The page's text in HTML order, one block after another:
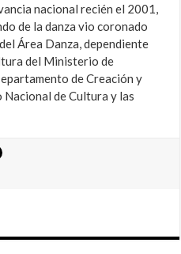
nacional recién el 2001,
de la danza vio coronado
Área Danza, dependiente
del Ministerio de
de Creación y
de Cultura y las